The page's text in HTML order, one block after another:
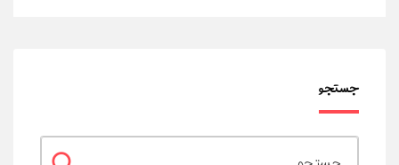
جستجو